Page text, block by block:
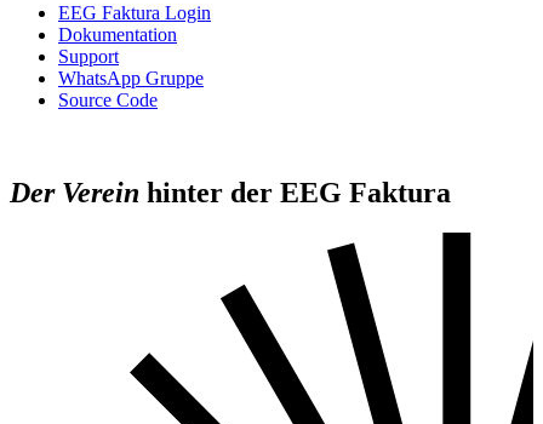
EEG Faktura Login
Dokumentation
Support
WhatsApp Gruppe
Source Code
Der Verein hinter der EEG Faktura